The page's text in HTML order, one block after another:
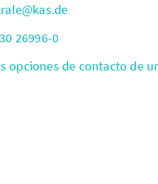
26996-0
opciones de contacto de